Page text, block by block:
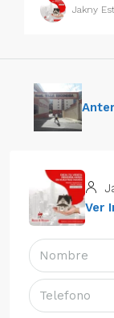
Jakny
Ver